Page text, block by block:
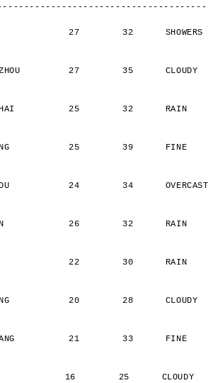
27        32      SHOWERS
27        35      CLOUDY
25        32      RAIN
25        39      FINE
24        34      OVERCAST
26        32      RAIN
22        30      RAIN
20        28      CLOUDY
21        33      FINE
16        25      CLOUDY